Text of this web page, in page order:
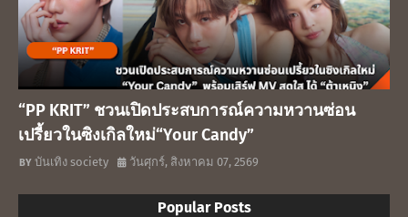
“PP KRIT” ชวนเปิดประสบการณ์ความหวานซ่อน
เปรี้ยวในซิงเกิลใหม่“Your Candy”
บันเทิง society วันศุกร์, สิงหาคม 07, 2569
Popular Posts